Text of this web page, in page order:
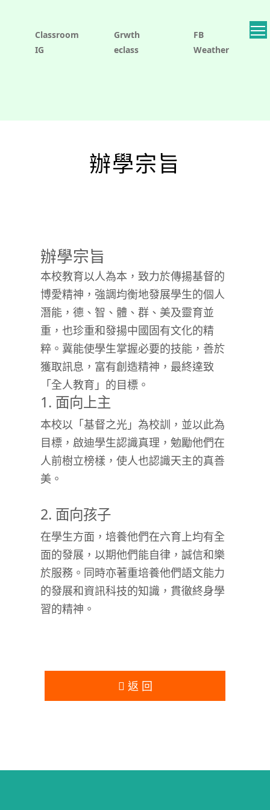
Classroom Grwth
FB
IG
eclass Weather
辦學宗旨
辦學宗旨
本校教育以人為本，致力於傳揚基督的
博愛精神，強調均衡地發展學生的個人
潛能，德、智、體、群、美及靈育並
重，也珍重和發揚中國固有文化的精
粹。冀能使學生掌握必要的技能，善於
獲取訊息，富有創造精神，最終達致
「全人教育」的目標。
1. 面向上主
本校以「基督之光」為校訓，並以此為
目標，啟迪學生認識真理，勉勵他們在
人前樹立榜樣，使人也認識天主的真善
美。
2. 面向孩子
在學生方面，培養他們在六育上均有全
面的發展，以期他們能自律，誠信和樂
於服務。同時亦著重培養他們語文能力
的發展和資訊科技的知識，貫徹終身學
習的精神。
返 回